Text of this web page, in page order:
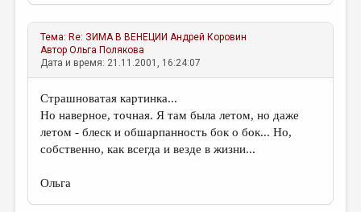
Тема: Re: ЗИМА В ВЕНЕЦИИ Андрей Коровин
АвторОльга Полякова
Дата и время: 21.11.2001, 16:24:07
Страшноватая картинка...
Но наверное, точная. Я там была летом, но даже
летом - блеск и обшарпанность бок о бок... Но,
собственно, как всегда и везде в жизни...
Ольга